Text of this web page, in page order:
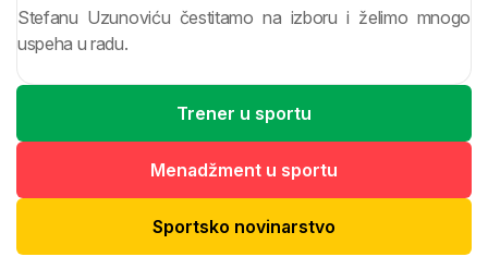
Stefanu Uzunoviću čestitamo na izboru i želimo mnogo
uspeha u radu.
Trener u sportu
Menadžment u sportu
Sportsko novinarstvo